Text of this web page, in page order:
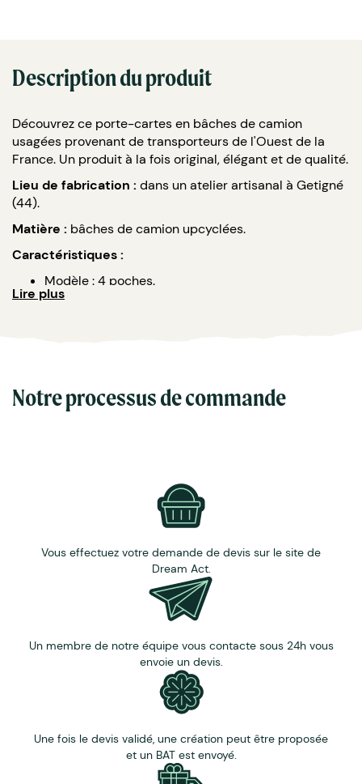
Description du produit
Découvrez ce porte-cartes en bâches de camion
usagées provenant de transporteurs de l'Ouest de la
France. Un produit à la fois original, élégant et de qualité.
Lieu de fabrication : dans un atelier artisanal à Getigné
(44).
Matière : bâches de camion upcyclées.
Caractéristiques :
Modèle : 4 poches.
Chaque pièce est unique : les couleurs et textures
entre différentes couleurs, formes et style de bâches.
Contactez-nous pour discuter de votre projet !
Lire plus
Notre processus de commande
Vous effectuez votre demande de devis sur le site de
Dream Act.
Un membre de notre équipe vous contacte sous 24h vous
envoie un devis.
Une fois le devis validé, une création peut être proposée
et un BAT est envoyé.